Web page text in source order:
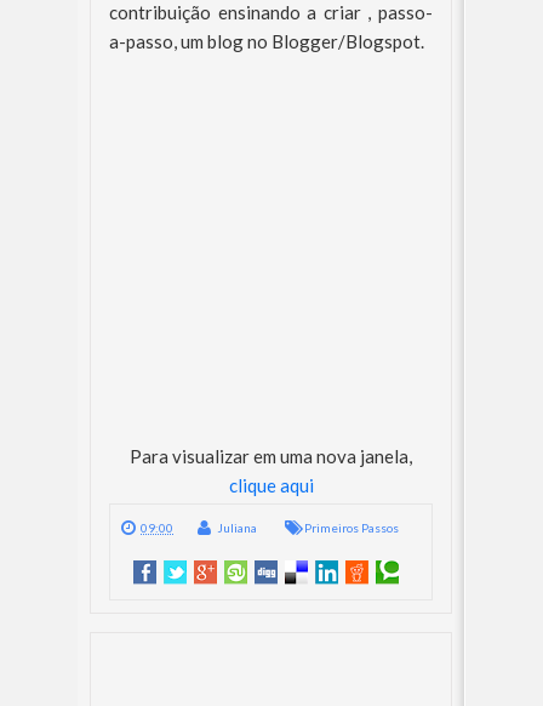
contribuição ensinando a criar , passo-
a-passo, um blog no Blogger/Blogspot.
Para visualizar em uma nova janela,
clique aqui
09:00 Juliana Primeiros Passos